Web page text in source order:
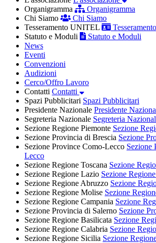
Organigramma
Organigramma
Chi Siamo
Chi Siamo
Tesseramento UNITEL
Statuto e Moduli
Statuto e Moduli
News
Eventi
Convenzioni
Audizioni
Cerco/Offro Lavoro
Contatti Contatti
Spazi Pubblicitari Spazi Pubblicitari
Presidente Nazionale Presidente
Segreteria Nazionale Segreteria
Sezione Regione Piemonte Sezione
Sezione Provincia di Brescia Sezione
Sezione Province Como-Lecco Sezione
Lecco
Sezione Regione Toscana Sezione
Sezione Regione Lazio Sezione
Sezione Regione Abruzzo Sezione
Sezione Regione Molise Sezione
Sezione Regione Campania Sezione
Sezione Provincia di Salerno Sezione
Sezione Regione Basilicata Sezione
Sezione Regione Calabria Sezione
Sezione Regione Sicilia Sezione